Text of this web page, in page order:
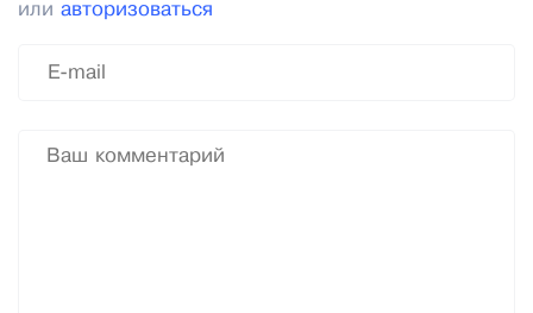
или авторизоваться